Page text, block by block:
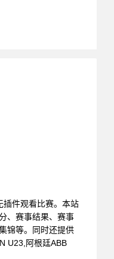
插件观看比赛。本站
、赛事结果、赛事
锦等。同时还提供
U23,阿根廷ABB